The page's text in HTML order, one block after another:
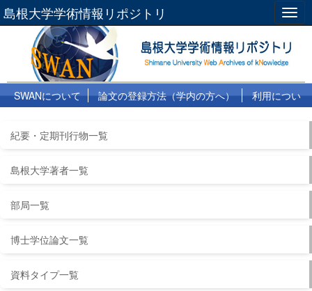
島根大学学術情報リポジトリ
SWANについて 論文の登録方法（学内の方へ）
利用につい
紀要・定期刊行物一覧
島根大学著者一覧
部局一覧
博士学位論文一覧
資料タイプ一覧